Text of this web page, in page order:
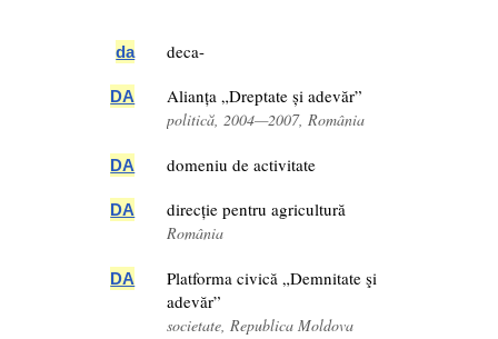
da deca-
DA Alianța „Dreptate și adevăr”
politică, 2004—2007, România
DA domeniu de activitate
DA direcție pentru agricultură
România
DA
Platforma civică „Demnitate şi
adevăr”
societate, Republica Moldova